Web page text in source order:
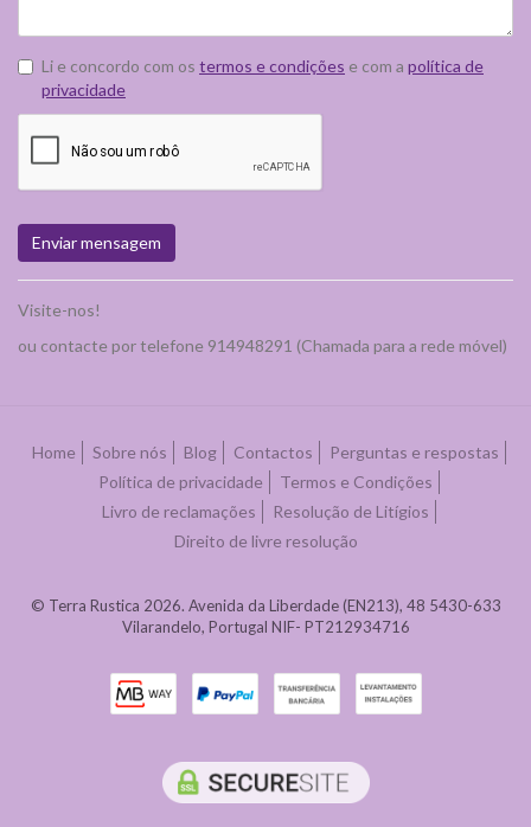
Li e concordo com os termos e condições e com a política de
privacidade
Enviar mensagem
Visite-nos!
ou contacte por telefone 914948291 (Chamada para a rede móvel)
Home Sobre nós Blog Contactos
Perguntas e respostas
Política de privacidade
Termos e Condições
Livro de reclamações
Resolução de Litígios
Direito de livre resolução
© Terra Rustica 2026. Avenida da Liberdade (EN213), 48 5430-633
Vilarandelo, Portugal NIF- PT212934716